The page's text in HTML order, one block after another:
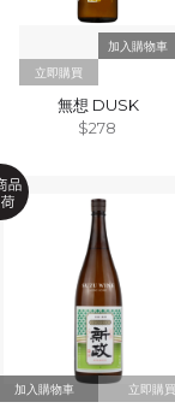
立即購買
無想 DUSK
$278
立即購買